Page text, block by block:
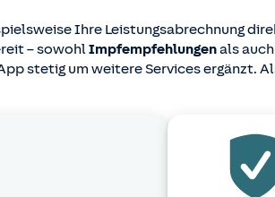
Ihre Leistungsabrechnung
– sowohlImpfempfehlungenals auch
stetig um weitere Services ergänzt.